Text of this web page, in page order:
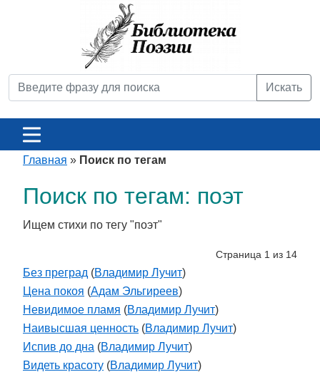
Искать
Главная » Поиск по тегам
Поиск по тегам: поэт
Ищем стихи по тегу "поэт"
Страница 1 из 14
Без преград (Владимир Лучит)
Цена покоя (Адам Эльгиреев)
Невидимое пламя (Владимир Лучит)
Наивысшая ценность (Владимир Лучит)
Испив до дна (Владимир Лучит)
Видеть красоту (Владимир Лучит)